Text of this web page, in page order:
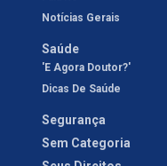
Notícias Gerais
Saúde
'E Agora Doutor?'
Dicas De Saúde
Segurança
Sem Categoria